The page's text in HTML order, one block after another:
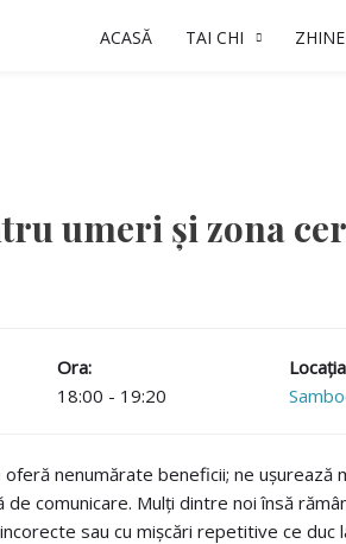
ACASĂ TAI CHI
umeri și zona
Ora:
18:00 - 19:20
nenumărate beneficii; ne
comunicare. Mulți dintre noi însă
sau cu mișcări repetitive ce duc